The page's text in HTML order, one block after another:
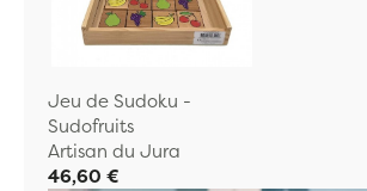
Jeu de Sudoku -
Sudofruits
Artisan du Jura
46,60 €